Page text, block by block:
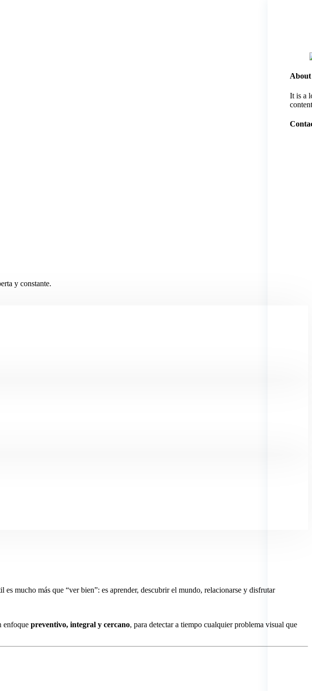
About
It is a
y constante.
es mucho más que “ver bien”: es aprender, descubrir el mundo, relacionarse y disfrutar
enfoque preventivo, integral y cercano, para detectar a tiempo cualquier problema visual que